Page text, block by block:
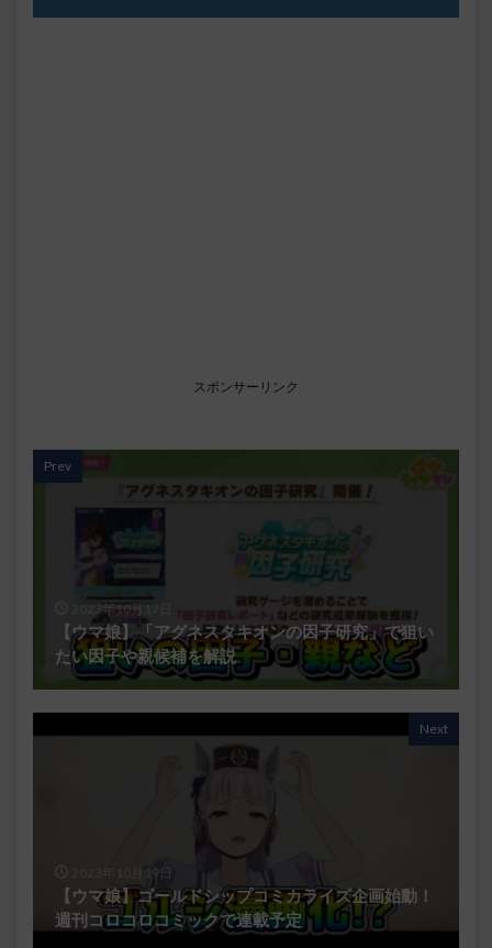
スポンサーリンク
Prev
2023年10月17日
【ウマ娘】「アグネスタキオンの因子研究」で狙い
たい因子や親候補を解説
Next
2023年10月19日
【ウマ娘】ゴールドシップコミカライズ企画始動！
週刊コロコロコミックで連載予定